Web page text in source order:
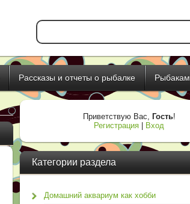
Рассказы и отчеты о рыбалке Рыбакам
Приветствую Вас, Гость!
Регистрация
Вход
Категории раздела
Домашний аквариум как хобби